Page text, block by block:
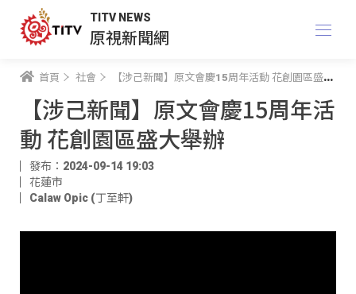
TITV NEWS
原視新聞網
首頁 社會 【涉己新聞】原文會慶15周年活動 花創園區盛大舉辦
【涉己新聞】原文會慶15周年活
動 花創園區盛大舉辦
發布：2024-09-14 19:03
花蓮市
Calaw Opic (丁至軒)